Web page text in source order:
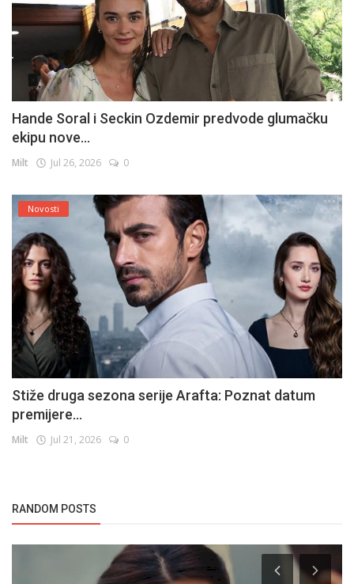
Hande Soral i Seckin Ozdemir predvode glumačku
ekipu nove...
Milt Jul 26, 2026 0
Novosti
Stiže druga sezona serije Arafta: Poznat datum
premijere...
Milt Jul 21, 2026 0
RANDOM POSTS